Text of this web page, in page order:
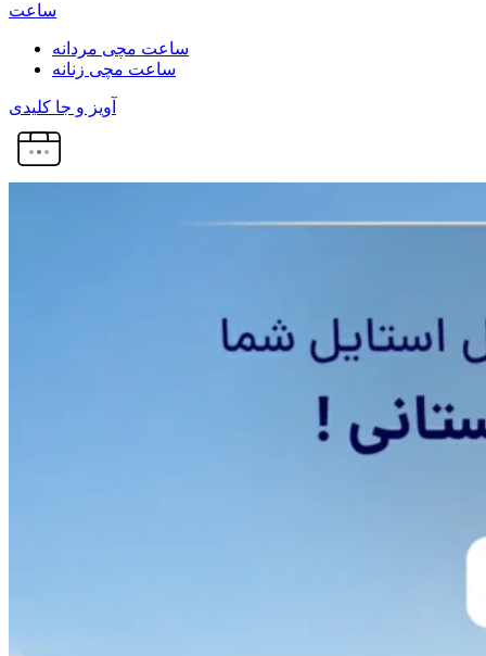
ساعت
ساعت مچی مردانه
ساعت مچی زنانه
آویز و جا کلیدی